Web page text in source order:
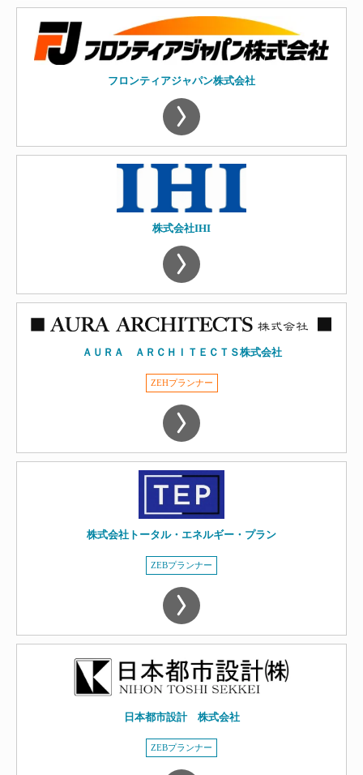
フロンティアジャパン株式会社
株式会社IHI
ＡＵＲＡ ＡＲＣＨＩＴＥＣＴＳ株式会社
ZEHプランナー
株式会社トータル・エネルギー・プラン
ZEBプランナー
日本都市設計 株式会社
ZEBプランナー